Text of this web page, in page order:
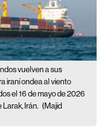
vuelven a sus
iraní ondea al viento
el 16 de mayo de 2026
Larak, Irán. (Majid